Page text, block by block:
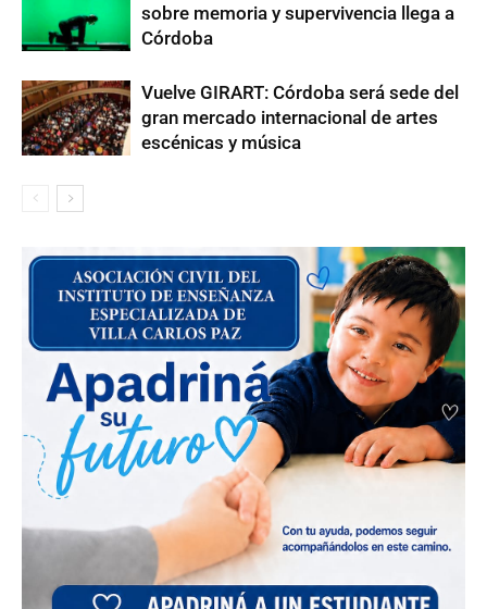
sobre memoria y supervivencia llega a
Córdoba
Vuelve GIRART: Córdoba será sede del
gran mercado internacional de artes
escénicas y música